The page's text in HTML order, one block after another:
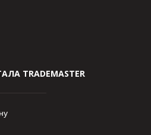
TRADEMASTER